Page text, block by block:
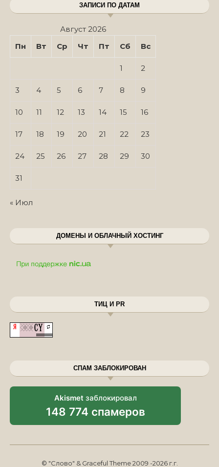
ЗАПИСИ ПО ДАТАМ
Август 2026
Пн
Вт Ср Чт Пт Сб Вс
1 2
3 4 5 6 7 8 9
10 11 12 13 14 15 16
17 18 19 20 21 22 23
24 25 26 27 28 29 30
31
« Июл
ДОМЕНЫ И ОБЛАЧНЫЙ ХОСТИНГ
ТИЦ И PR
СПАМ ЗАБЛОКИРОВАН
Akismet заблокировал
148 774 спамеров
© "Слово" & Graceful Theme 2009 -2026 г.г.